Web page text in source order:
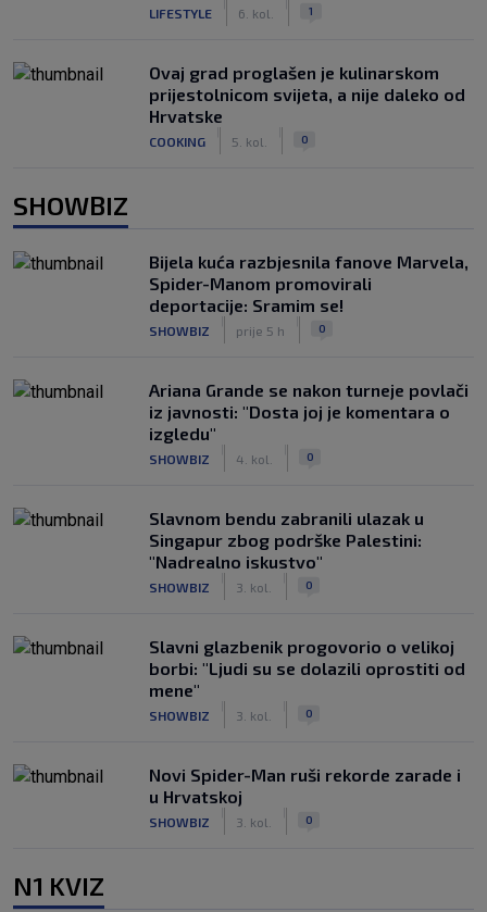
LIFESTYLE 6. kol. 1
Ovaj grad proglašen je kulinarskom
prijestolnicom svijeta, a nije daleko od
Hrvatske
COOKING 5. kol. 0
SHOWBIZ
Bijela kuća razbjesnila fanove Marvela,
Spider-Manom promovirali
deportacije: Sramim se!
SHOWBIZ prije 5 h 0
Ariana Grande se nakon turneje povlači
iz javnosti: "Dosta joj je komentara o
izgledu"
SHOWBIZ 4. kol. 0
Slavnom bendu zabranili ulazak u
Singapur zbog podrške Palestini:
"Nadrealno iskustvo"
SHOWBIZ 3. kol. 0
Slavni glazbenik progovorio o velikoj
borbi: "Ljudi su se dolazili oprostiti od
mene"
SHOWBIZ 3. kol. 0
Novi Spider-Man ruši rekorde zarade i
u Hrvatskoj
SHOWBIZ 3. kol. 0
N1 KVIZ